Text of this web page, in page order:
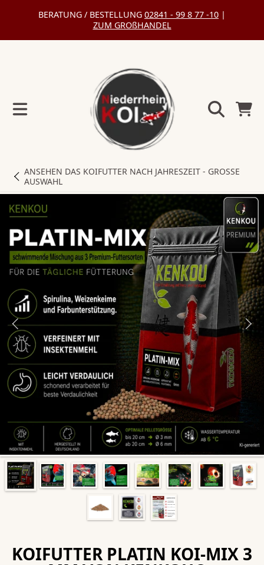
DIREKT
INHALT
BERATUNG / BESTELLUNG 02841 - 99 8 77 -10 |
ZUM GROßHANDEL
ANSEHEN DAS KOIFUTTER NACH JAHRESZEIT - GROSSE A
USWAHL
DIREKT
DEN
PRODUKTINFORMATIONEN
KOIFUTTER PLATIN KOI-MIX 3